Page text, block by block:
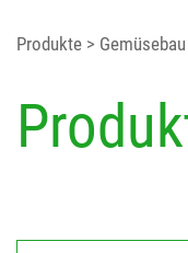
Produkte > Gemüsebau